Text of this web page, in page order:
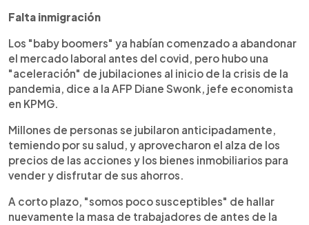
Falta inmigración
Los "baby boomers" ya habían comenzado a abandonar
el mercado laboral antes del covid, pero hubo una
"aceleración" de jubilaciones al inicio de la crisis de la
pandemia, dice a la AFP Diane Swonk, jefe economista
en KPMG.
Millones de personas se jubilaron anticipadamente,
temiendo por su salud, y aprovecharon el alza de los
precios de las acciones y los bienes inmobiliarios para
vender y disfrutar de sus ahorros.
A corto plazo, "somos poco susceptibles" de hallar
nuevamente la masa de trabajadores de antes de la